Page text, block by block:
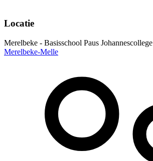
Locatie
Merelbeke - Basisschool Paus Johannescollege
Merelbeke-Melle